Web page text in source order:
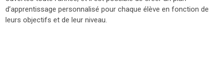
d’apprentissage personnalisé pour chaque élève en fonction de
leurs objectifs et de leur niveau.